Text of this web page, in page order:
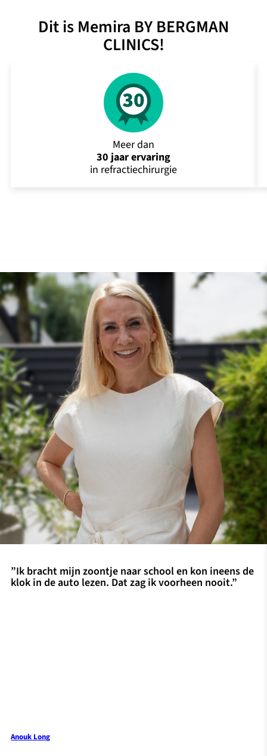
Dit is Memira BY BERGMAN
CLINICS!
Meer dan
30 jaar ervaring
in refractiechirurgie
”Ik bracht mijn zoontje naar school en kon ineens de
klok in de auto lezen. Dat zag ik voorheen nooit.”
Anouk Long